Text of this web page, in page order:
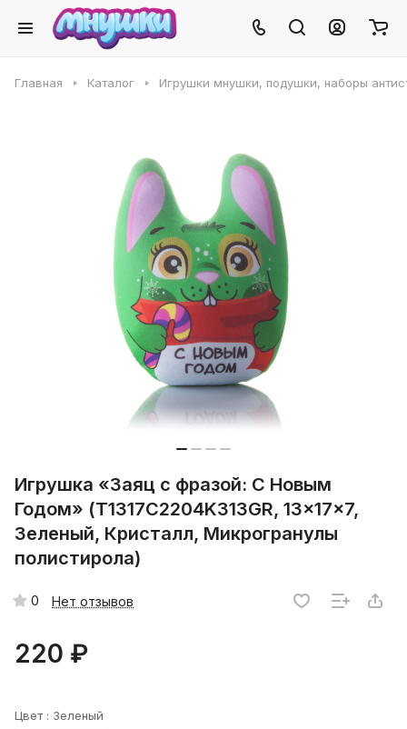
Главная Каталог Игрушки мнушки, подушки, наборы
Игрушка «Заяц с фразой: С Новым
Годом» (T1317C2204K313GR, 13x17x7,
Зеленый, Кристалл, Микрогранулы
полистирола)
0 Нет отзывов
220 ₽
Цвет : Зеленый